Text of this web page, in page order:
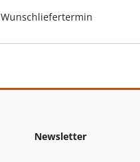
Wunschliefertermin
Newsletter